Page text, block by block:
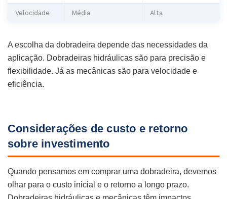
Velocidade Média Alta
A escolha da dobradeira depende das necessidades da
aplicação. Dobradeiras hidráulicas são para precisão e
flexibilidade. Já as mecânicas são para velocidade e
eficiência.
Considerações de custo e retorno
sobre investimento
Quando pensamos em comprar uma dobradeira, devemos
olhar para o custo inicial e o retorno a longo prazo.